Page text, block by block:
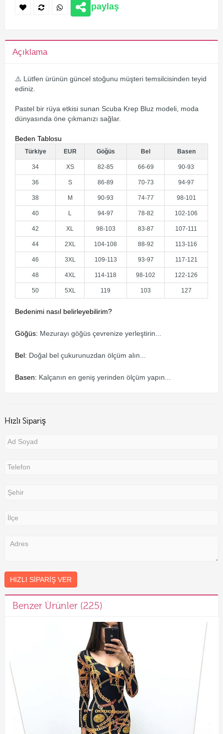
paylaş
Açıklama
⚠️ Lütfen ürünün güncel stoğunu müşteri temsilcisinden teyid
ediniz.
Pastel bir rüya etkisi sunan Scuba Krep Bluz modeli, moda
dünyasında öne çıkmanızı sağlar.
Beden Tablosu
Türkiye EUR Göğüs Bel Basen
34 XS 82-85 66-69 90-93
36 S 86-89 70-73 94-97
38 M 90-93 74-77 98-101
40 L 94-97 78-82 102-106
42 XL 98-103 83-87 107-111
44 2XL 104-108 88-92 113-116
46 3XL 109-113 93-97 117-121
48 4XL 114-118 98-102 122-126
50 5XL 119 103 127
Bedenimi nasıl belirleyebilirim?
Göğüs: Mezurayı göğüs çevrenize yerleştirin...
Bel: Doğal bel çukurunuzdan ölçüm alın...
Basen: Kalçanın en geniş yerinden ölçüm yapın...
Hızlı Sipariş
HIZLI SIPARIŞ VER
Benzer Ürünler (225)